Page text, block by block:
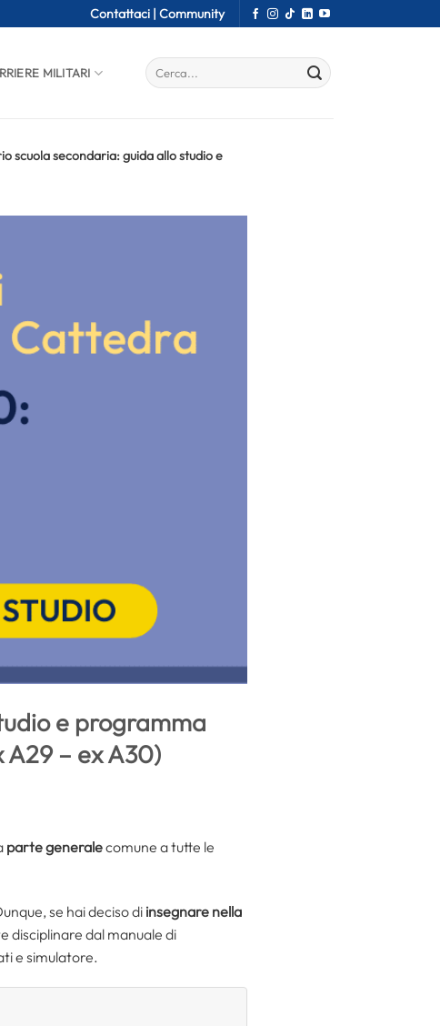
Contattaci | Community
MILITARI
scuola secondaria: guida allo studio e
e programma
A29 – ex A30)
parte generalecomune a tutte le
se hai deciso di insegnare nella
disciplinare dal manuale di
e simulatore.